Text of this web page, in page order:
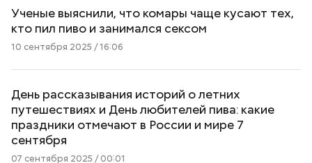
Ученые выяснили, что комары чаще кусают тех,
кто пил пиво и занимался сексом
10 сентября 2025 / 16:06
День рассказывания историй о летних
путешествиях и День любителей пива: какие
праздники отмечают в России и мире 7
сентября
07 сентября 2025 / 00:01